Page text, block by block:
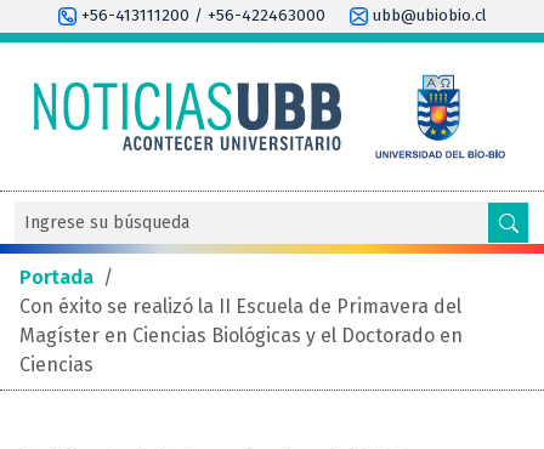
+56-413111200 / +56-422463000 ubb@ubiobio.cl
Portada /
Con éxito se realizó la II Escuela de Primavera del
Magíster en Ciencias Biológicas y el Doctorado en
Ciencias